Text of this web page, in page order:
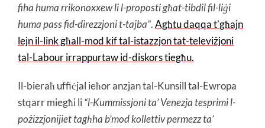
fiha huma rrikonoxxew li l-proposti għat-tibdil fil-liġi
huma pass fid-direzzjoni t-tajba”.Agħtu daqqa t’għajn
lejn il-link għall-mod kif tal-istazzjon tat-televiżjoni
tal-Labour irrappurtaw id-diskors tiegħu.
Il-bieraħ uffiċjal ieħor anzjan tal-Kunsill tal-Ewropa
stqarr miegħi li“l-Kummissjoni ta’ Venezja tesprimi l-
pożizzjonijiet tagħha b’mod kollettiv permezz ta’